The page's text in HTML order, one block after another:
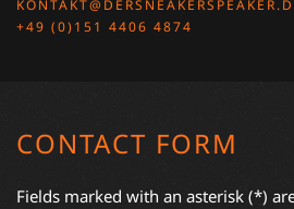
+49 (0)151 4406 4874
CONTACT FORM
Fields marked with an asterisk (*)